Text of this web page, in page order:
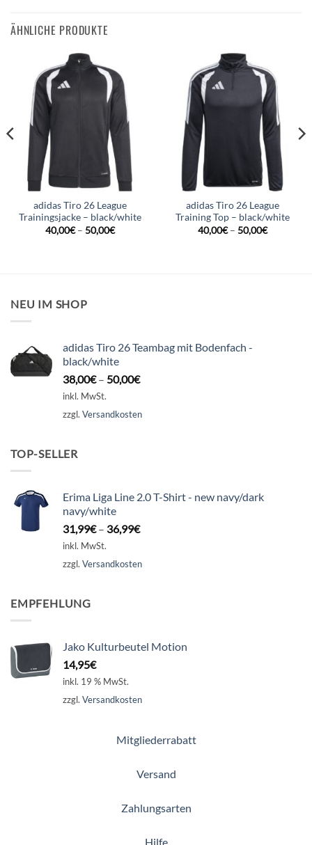
ÄHNLICHE PRODUKTE
adidas Tiro 26 League
Trainingsjacke – black/white
40,00€– 50,00€
adidas Tiro 26 League
Training Top – black/white
40,00€– 50,00€
NEU IM SHOP
adidas Tiro 26 Teambag mit Bodenfach -
black/white
38,00€– 50,00€
inkl. MwSt.
zzgl. Versandkosten
TOP-SELLER
Erima Liga Line 2.0 T-Shirt - new navy/dark
navy/white
31,99€– 36,99€
inkl. MwSt.
zzgl. Versandkosten
EMPFEHLUNG
Jako Kulturbeutel Motion
14,95€
inkl. 19 % MwSt.
zzgl. Versandkosten
Mitgliederrabatt
Versand
Zahlungsarten
Hilfe